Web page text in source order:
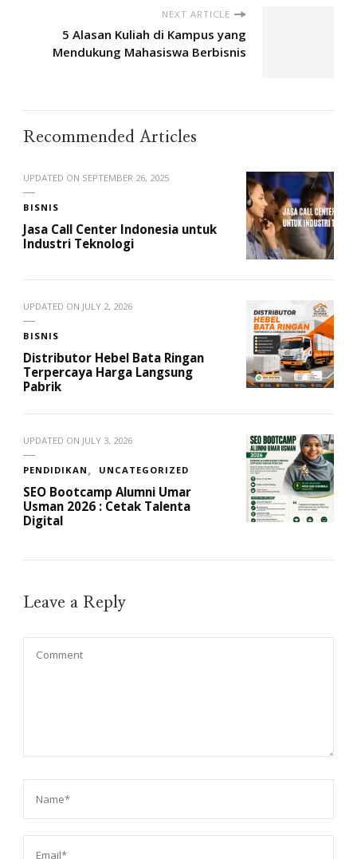
NEXT ARTICLE
5 Alasan Kuliah di Kampus yang
Mendukung Mahasiswa Berbisnis
Recommended Articles
UPDATED ON SEPTEMBER 26, 2025
BISNIS
Jasa Call Center Indonesia untuk
Industri Teknologi
UPDATED ON JULY 2, 2026
BISNIS
Distributor Hebel Bata Ringan
Terpercaya Harga Langsung
Pabrik
UPDATED ON JULY 3, 2026
PENDIDIKAN UNCATEGORIZED
SEO Bootcamp Alumni Umar
Usman 2026 : Cetak Talenta
Digital
Leave a Reply